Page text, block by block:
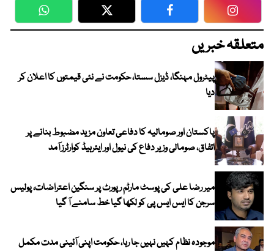
WhatsApp Twitter Facebook
متعلقہ خبریں
پیٹرول مہنگا، ڈیزل سستا، حکومت نے نئی قیمتوں کا اعلان کر
دیا
پاکستان اور صومالیہ کا دفاعی تعاون مزید مضبوط بنانے پر
اتفاق، صومالی وزیر دفاع کی نیول اور ایئرہیڈ کوارٹرز آمد
میر رضا علی کی پوسٹ مارٹم رپورٹ پر سنگین اعتراضات، پولیس
سرجن کا ایس ایس پی کو لکھا گیا خط سامنے آ گیا
موجودہ نظام کہیں نہیں جا رہا، حکومت اپنی آئینی مدت مکمل